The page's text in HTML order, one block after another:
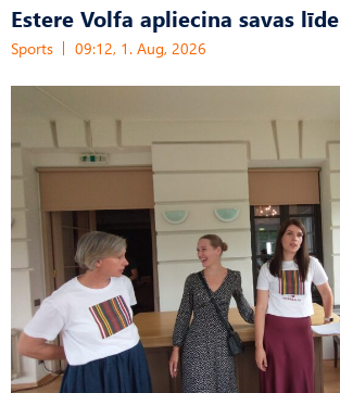
Estere Volfa apliecina savas
Sports 09:12, 1. Aug, 2026